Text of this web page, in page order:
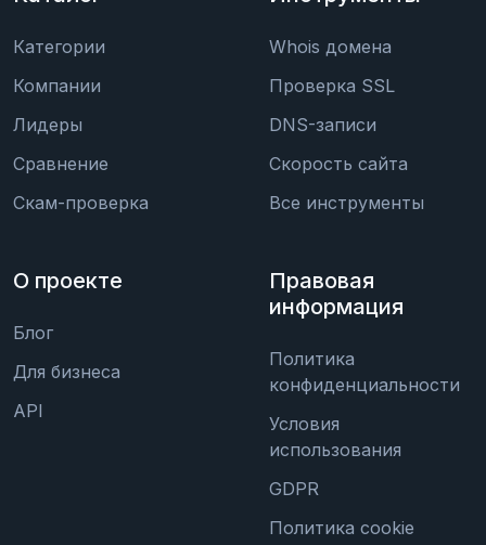
Категории
Компании
Лидеры
Сравнение
Скам-проверка
Whois домена
Проверка SSL
DNS-записи
Скорость сайта
Все инструменты
О проекте
Блог
Для бизнеса
API
Правовая
информация
Политика
конфиденциальности
Условия
использования
GDPR
Политика cookie